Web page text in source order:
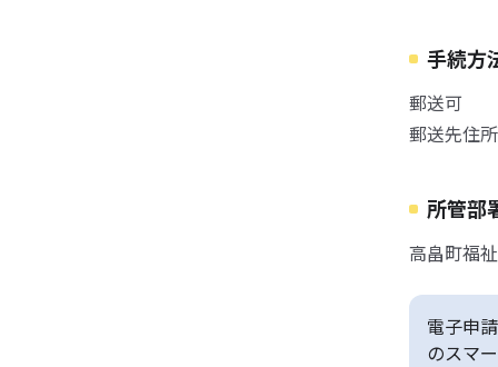
手続方
郵送可
郵送先住
所管部
高畠町福
電子申
のスマ